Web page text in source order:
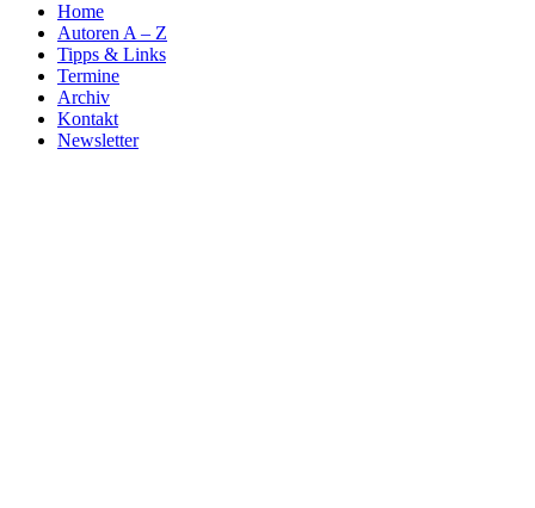
Home
Autoren A – Z
Tipps & Links
Termine
Archiv
Kontakt
Newsletter